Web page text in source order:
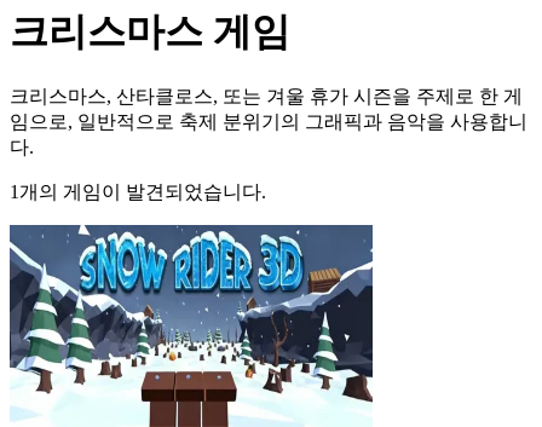
크리스마스 게임
크리스마스, 산타클로스, 또는 겨울 휴가 시즌을 주제로 한 게
임으로, 일반적으로 축제 분위기의 그래픽과 음악을 사용합니
다.
1개의 게임이 발견되었습니다.